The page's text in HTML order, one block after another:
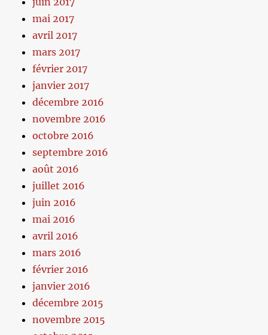
mai 2017
avril 2017
mars 2017
février 2017
janvier 2017
décembre 2016
novembre 2016
octobre 2016
septembre 2016
août 2016
juillet 2016
juin 2016
mai 2016
avril 2016
mars 2016
février 2016
janvier 2016
décembre 2015
novembre 2015